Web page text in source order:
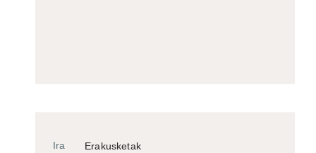
Erakusketak
Ira